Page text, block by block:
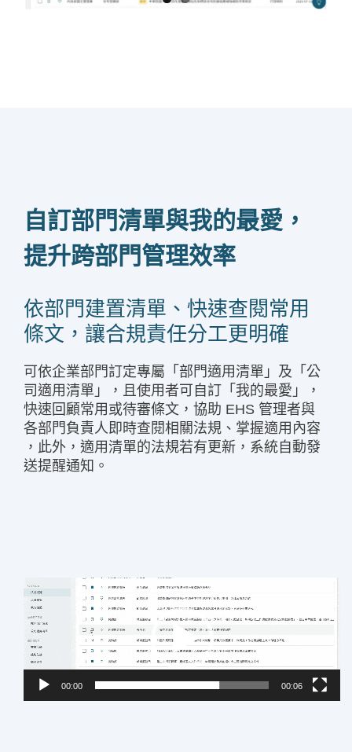
自訂部門清單與我的最愛，
提升跨部門管理效率
依部門建置清單、快速查閱常用
條文，讓合規責任分工更明確
可依企業部門訂定專屬「部門適用清單」及「公
司適用清單」，且使用者可自訂「我的最愛」，
快速回顧常用或待審條文，協助 EHS 管理者與
各部門負責人即時查閱相關法規、掌握適用內容​
，此外，適用清單的法規若有更新，系統自動發
送提醒通知。
視
訊
播
放
器
00:00 00:06